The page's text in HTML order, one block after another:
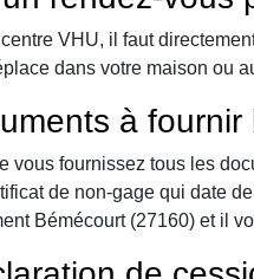
VHU, il faut
dans votre maison ou
à
vous fournissez tous les
de non-gage qui date
Bémécourt (27160) et il